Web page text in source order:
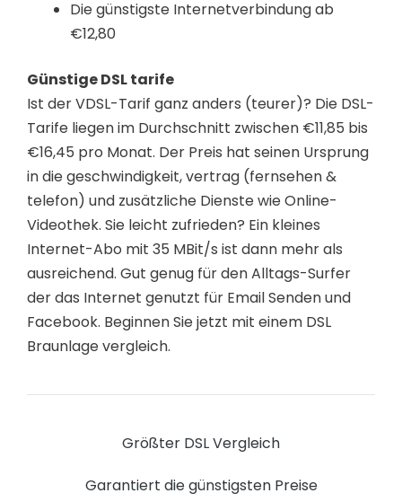
Die günstigste Internetverbindung ab
€12,80
Günstige DSL tarife
Ist der VDSL-Tarif ganz anders (teurer)? Die DSL-
Tarife liegen im Durchschnitt zwischen €11,85 bis
€16,45 pro Monat. Der Preis hat seinen Ursprung
in die geschwindigkeit, vertrag (fernsehen &
telefon) und zusätzliche Dienste wie Online-
Videothek. Sie leicht zufrieden? Ein kleines
Internet-Abo mit 35 MBit/s ist dann mehr als
ausreichend. Gut genug für den Alltags-Surfer
der das Internet genutzt für Email Senden und
Facebook. Beginnen Sie jetzt mit einem DSL
Braunlage vergleich.
Größter DSL Vergleich
Garantiert die günstigsten Preise